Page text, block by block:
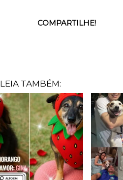
COMPARTILHE!
LEIA TAMBÉM: